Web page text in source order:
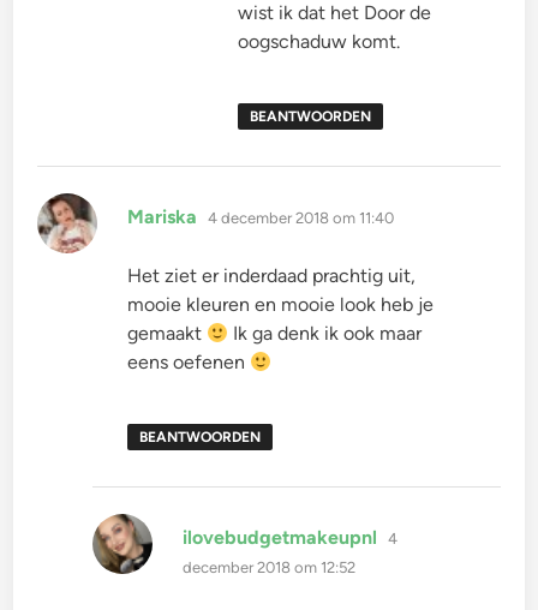
wist ik dat het Door de
oogschaduw komt.
BEANTWOORDEN
Mariska schreef:
4 december 2018 om 11:40
Het ziet er inderdaad prachtig uit,
mooie kleuren en mooie look heb je
gemaakt
Ik ga denk ik ook maar
eens oefenen
BEANTWOORDEN
ilovebudgetmakeupnl schreef:
4
december 2018 om 12:52